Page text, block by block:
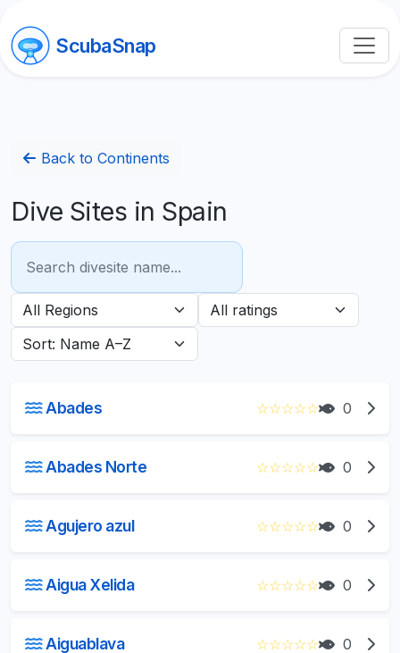
ScubaSnap
Back to Continents
Dive Sites in Spain
Abades ☆☆☆☆☆ 0
Abades Norte ☆☆☆☆☆ 0
Agujero azul ☆☆☆☆☆ 0
Aigua Xelida ☆☆☆☆☆ 0
Aiguablava ☆☆☆☆☆ 0